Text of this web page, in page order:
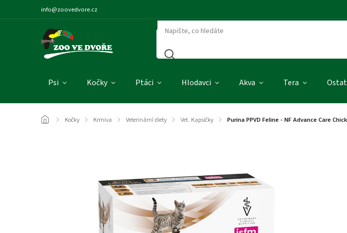
info@zoovedvore.cz
Psi Kočky Ptáci Hlodavci Akva Tera
/ Kočky / Krmiva / Veterinární diety / Vet. Kapsičky / Purina PPVD Feline - NF Advance Care